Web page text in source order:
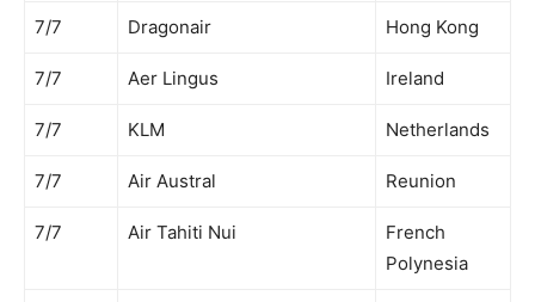
7/7 Dragonair Hong Kong
7/7 Aer Lingus Ireland
7/7 KLM Netherlands
7/7 Air Austral Reunion
7/7 Air Tahiti Nui
French
Polynesia